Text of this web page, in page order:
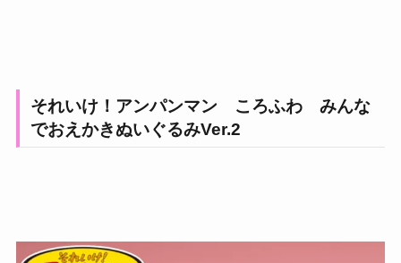
それいけ！アンパンマン ころふわ みんな
でおえかきぬいぐるみVer.2